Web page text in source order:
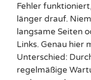
Fehler
länger drauf.
langsame Seiten
Links. Genau hier
Unterschied:
regelmäßige